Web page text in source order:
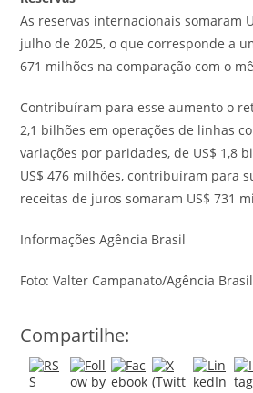
​As reservas internacionais somaram
julho de 2025, o que corresponde a
671 milhões na comparação com o
Contribuíram para esse aumento o
2,1 bilhões em operações de linhas
variações por paridades, de US$ 1,8
US$ 476 milhões, contribuíram para
receitas de juros somaram US$ 731
Informações Agência Brasil
Foto: Valter Campanato/Agência Brasil
Compartilhe: